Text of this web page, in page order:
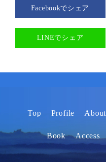
Facebookでシェア
LINEでシェア
Top Profile About
Book Access